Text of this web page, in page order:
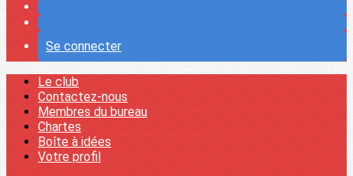
Se connecter
Le club
Contactez-nous
Membres du bureau
Chartes
Boîte à idées
Votre profil